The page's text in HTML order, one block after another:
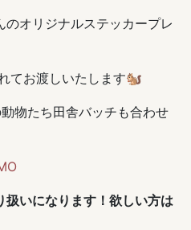
のオリジナルステッカープレ
てお渡しいたします🐿
物たち田舎バッチも合わせ
いになります！欲しい方は